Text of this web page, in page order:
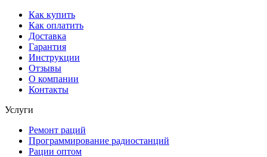
Как купить
Как оплатить
Доставка
Гарантия
Инструкции
Отзывы
О компании
Контакты
Услуги
Ремонт раций
Программирование радиостанций
Рации оптом